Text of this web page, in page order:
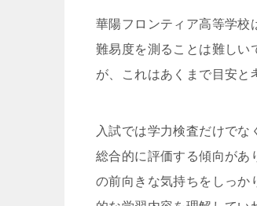
華陽フロンティア高等学校
難易度を測ることは難しい
が、これはあくまで目安と
入試では学力検査だけで
総合的に評価する傾向があ
の前向きな気持ちをしっか